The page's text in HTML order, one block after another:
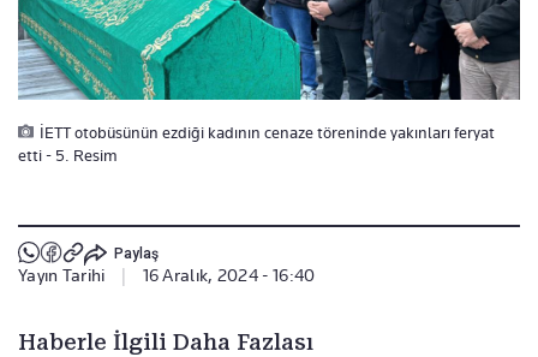
İETT otobüsünün ezdiği kadının cenaze töreninde yakınları feryat
etti - 5. Resim
Paylaş
Yayın Tarihi 16 Aralık, 2024 - 16:40
Haberle İlgili Daha Fazlası